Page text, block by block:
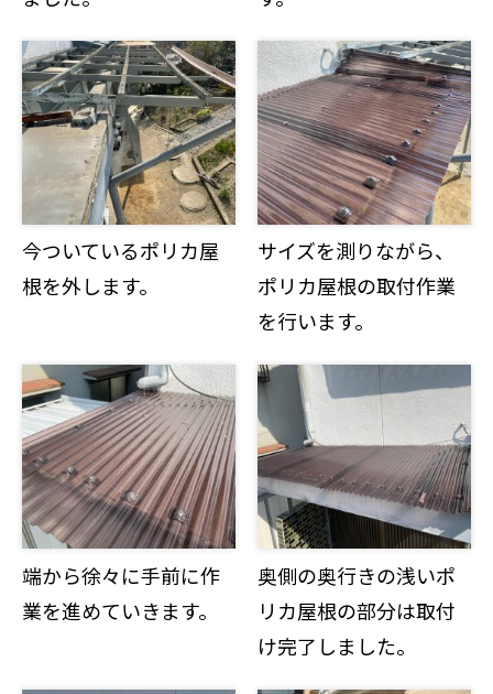
今ついているポリカ屋
根を外します。
サイズを測りながら、
ポリカ屋根の取付作業
を行います。
端から徐々に手前に作
業を進めていきます。
奥側の奥行きの浅いポ
リカ屋根の部分は取付
け完了しました。